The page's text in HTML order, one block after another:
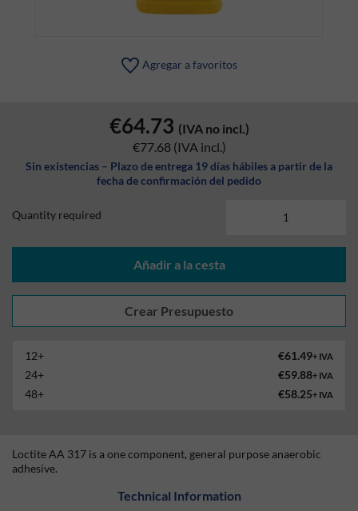
Agregar a favoritos
€64.73 (IVA no incl.)
€77.68 (IVA incl.)
Sin existencias – Plazo de entrega 19 días hábiles a partir de la
fecha de confirmación del pedido
Quantity required
Añadir a la cesta
12+ €61.49+ IVA
24+ €59.88+ IVA
48+ €58.25+ IVA
Loctite AA 317 is a one component, general purpose anaerobic
adhesive.
Technical Information